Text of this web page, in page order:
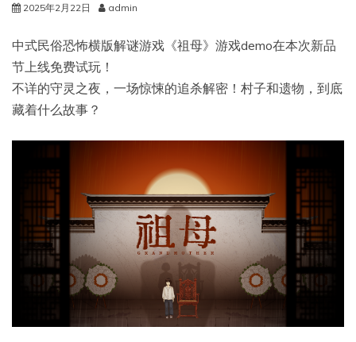
2025年2月22日 admin
中式民俗恐怖横版解谜游戏《祖母》游戏demo在本次新品
节上线免费试玩！
不详的守灵之夜，一场惊悚的追杀解密！村子和遗物，到底
藏着什么故事？